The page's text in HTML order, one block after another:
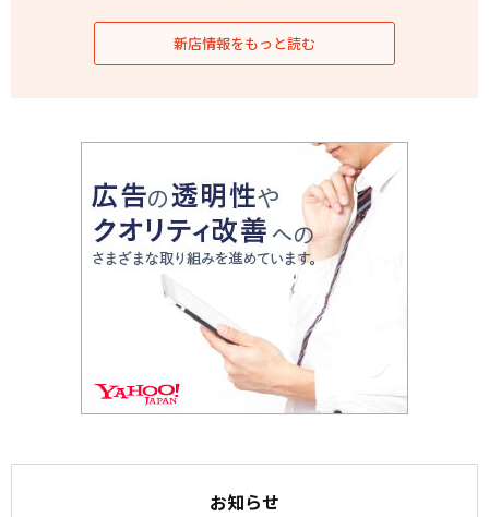
新店情報をもっと読む
お知らせ